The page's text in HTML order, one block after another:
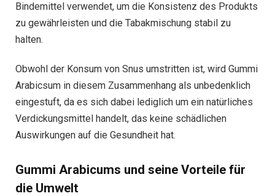
Bindemittel verwendet, um die Konsistenz des Produkts
zu gewährleisten und die Tabakmischung stabil zu
halten.
Obwohl der Konsum von Snus umstritten ist, wird Gummi
Arabicsum in diesem Zusammenhang als unbedenklich
eingestuft, da es sich dabei lediglich um ein natürliches
Verdickungsmittel handelt, das keine schädlichen
Auswirkungen auf die Gesundheit hat.
Gummi Arabicums und seine Vorteile für
die Umwelt